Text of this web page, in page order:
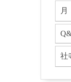
月
社